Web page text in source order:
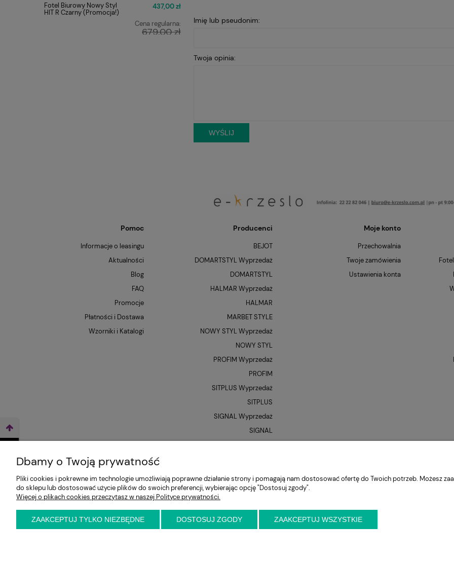
Fotel Biurowy Nowy Styl
HIT R Czarny (Promocja!)
437,00 zł
Cena regularna:
679,00 zł
Imię lub pseudonim:
Twoja opinia:
WYŚLIJ
Pomoc
Informacje o leasingu
Aktualności
Blog
FAQ
Promocje
Płatności i Dostawa
Wzorniki i Katalogi
Producenci
BEJOT
DOMARTSTYL Wyprzedaż
DOMARTSTYL
HALMAR Wyprzedaż
HALMAR
MARBET STYLE
NOWY STYL Wyprzedaż
NOWY STYL
PROFIM Wyprzedaż
PROFIM
SITPLUS Wyprzedaż
SITPLUS
SIGNAL Wyprzedaż
SIGNAL
Moje konto
Przechowalnia
Twoje zamówienia
Ustawienia konta
E-KRZESŁO Biuro handlowe (bez ekspozycji). Prosimy o wcześniejszy kontakt przed wizytą ul. Cynamonowa 2,
krzeslo.com.pl
Dbamy o Twoją prywatność
Pliki cookies i pokrewne im technologie umożliwiają poprawne działanie strony i pomagają nam dostosować ofertę do Twoich potrzeb. Możesz
do sklepu lub dostosować użycie plików do swoich preferencji, wybierając opcję "Dostosuj zgody".
Więcej o plikach cookies przeczytasz w naszej Polityce prywatności.
ZAAKCEPTUJ TYLKO NIEZBĘDNE DOSTOSUJ ZGODY ZAAKCEPTUJ WSZYSTKIE